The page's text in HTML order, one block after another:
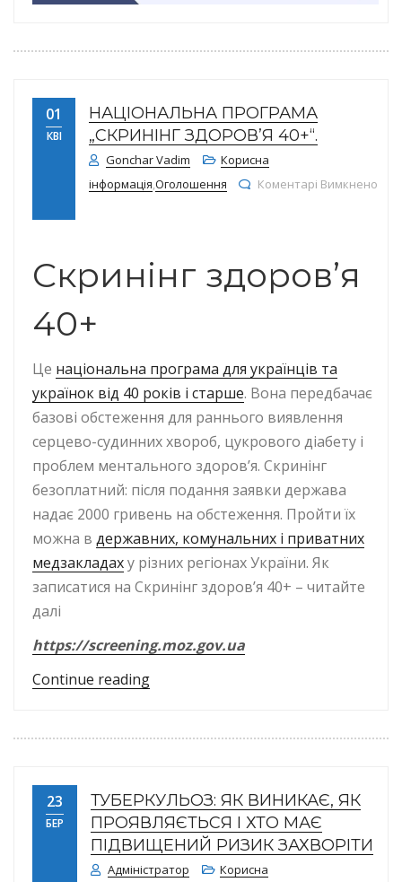
01
КВІ
НАЦІОНАЛЬНА ПРОГРАМА
„СКРИНІНГ ЗДОРОВ’Я 40+“.
Gonchar Vadim
Корисна
інформація Оголошення
Коментарі Вимкнено
Скринінг здоровʼя
40+
Це національна програма для українців та
українок від 40 років і старше. Вона передбачає
базові обстеження для раннього виявлення
серцево-судинних хвороб, цукрового діабету і
проблем ментального здоров’я. Скринінг
безоплатний: після подання заявки держава
надає 2000 гривень на обстеження. Пройти їх
можна в державних, комунальних і приватних
медзакладаху різних регіонах України. Як
записатися на Скринінг здоров’я 40+ – читайте
далі
https://screening.moz.gov.ua
Continue reading“Національна програма „Скринінг
23
БЕР
ТУБЕРКУЛЬОЗ: ЯК ВИНИКАЄ, ЯК
ПРОЯВЛЯЄТЬСЯ І ХТО МАЄ
ПІДВИЩЕНИЙ РИЗИК ЗАХВОРІТИ
Адміністратор
Корисна